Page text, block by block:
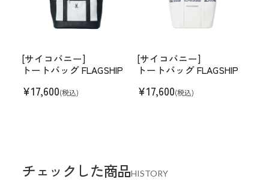
[サイコバニー]
トートバッグ FLAGSHIP
¥17,600(税込)
[サイコバニー]
トートバッグ FLAGSHIP
¥17,600(税込)
チェックした商品HISTORY